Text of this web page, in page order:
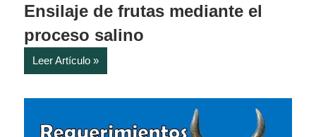
Ensilaje de frutas mediante el
proceso salino
Leer Artículo